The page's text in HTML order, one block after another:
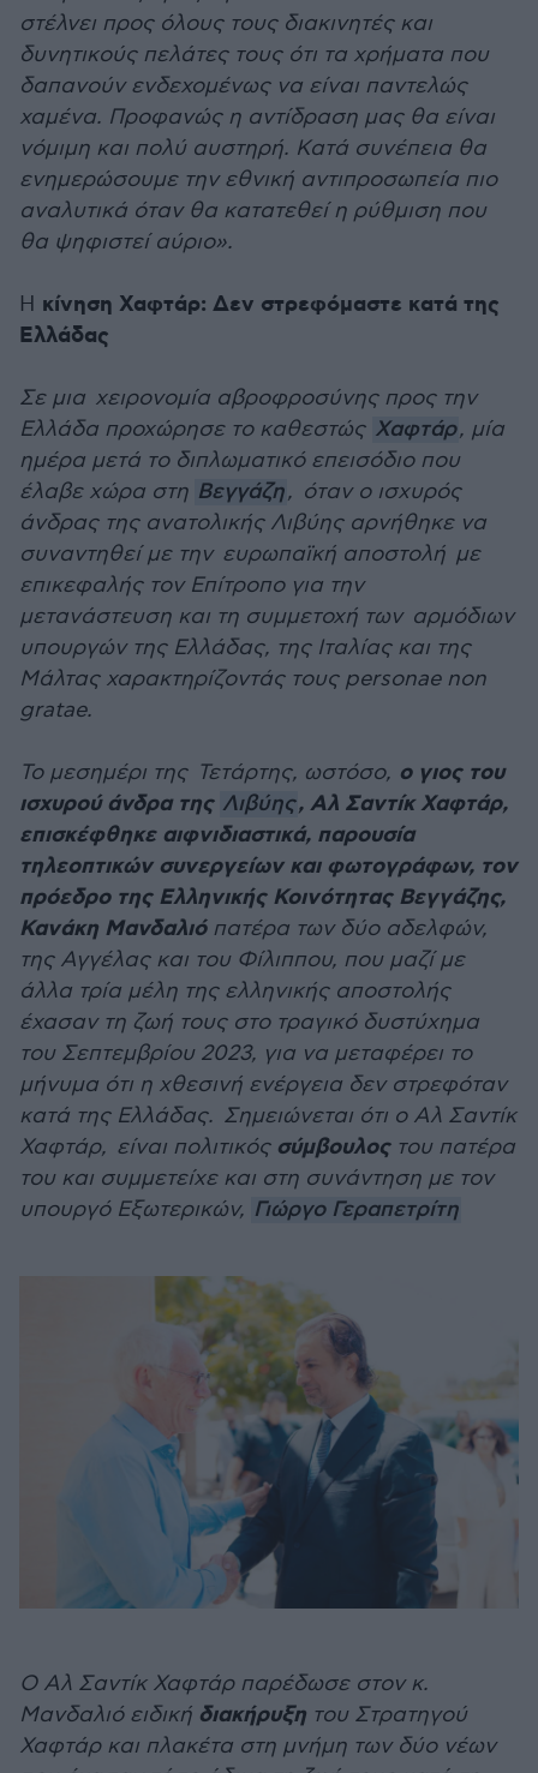
στέλνει προς όλους τους διακινητές και
δυνητικούς πελάτες τους ότι τα χρήματα που
δαπανούν ενδεχομένως να είναι παντελώς
χαμένα. Προφανώς η αντίδραση μας θα είναι
νόμιμη και πολύ αυστηρή. Κατά συνέπεια θα
ενημερώσουμε την εθνική αντιπροσωπεία πιο
αναλυτικά όταν θα κατατεθεί η ρύθμιση που
θα ψηφιστεί αύριο».
Η κίνηση Χαφτάρ: Δεν στρεφόμαστε κατά της
Ελλάδας
Σε μια χειρονομία αβροφροσύνης προς την
Ελλάδα προχώρησε το καθεστώς Χαφτάρ, μία
ημέρα μετά το διπλωματικό επεισόδιο που
έλαβε χώρα στη Βεγγάζη, όταν ο ισχυρός
άνδρας της ανατολικής Λιβύης αρνήθηκε να
συναντηθεί με την ευρωπαϊκή αποστολή με
επικεφαλής τον Επίτροπο για την
μετανάστευση και τη συμμετοχή των αρμόδιων
υπουργών της Ελλάδας, της Ιταλίας και της
Μάλτας χαρακτηρίζοντάς τους personae non
gratae.
Το μεσημέρι της Τετάρτης, ωστόσο, ο γιος του
ισχυρού άνδρα της Λιβύης, Αλ Σαντίκ Χαφτάρ,
επισκέφθηκε αιφνιδιαστικά, παρουσία
τηλεοπτικών συνεργείων και φωτογράφων, τον
πρόεδρο της Ελληνικής Κοινότητας Βεγγάζης,
Κανάκη Μανδαλιόπατέρα των δύο αδελφών,
της Αγγέλας και του Φίλιππου, που μαζί με
άλλα τρία μέλη της ελληνικής αποστολής
έχασαν τη ζωή τους στο τραγικό δυστύχημα
του Σεπτεμβρίου 2023, για να μεταφέρει το
μήνυμα ότι η χθεσινή ενέργεια δεν στρεφόταν
κατά της Ελλάδας. Σημειώνεται ότι ο Αλ Σαντίκ
Χαφτάρ, είναι πολιτικός σύμβουλοςτου πατέρα
του και συμμετείχε και στη συνάντηση με τον
υπουργό Εξωτερικών, Γιώργο Γεραπετρίτη
Ο Αλ Σαντίκ Χαφτάρ παρέδωσε στον κ.
Μανδαλιό ειδική διακήρυξη του Στρατηγού
Χαφτάρ και πλακέτα στη μνήμη των δύο νέων